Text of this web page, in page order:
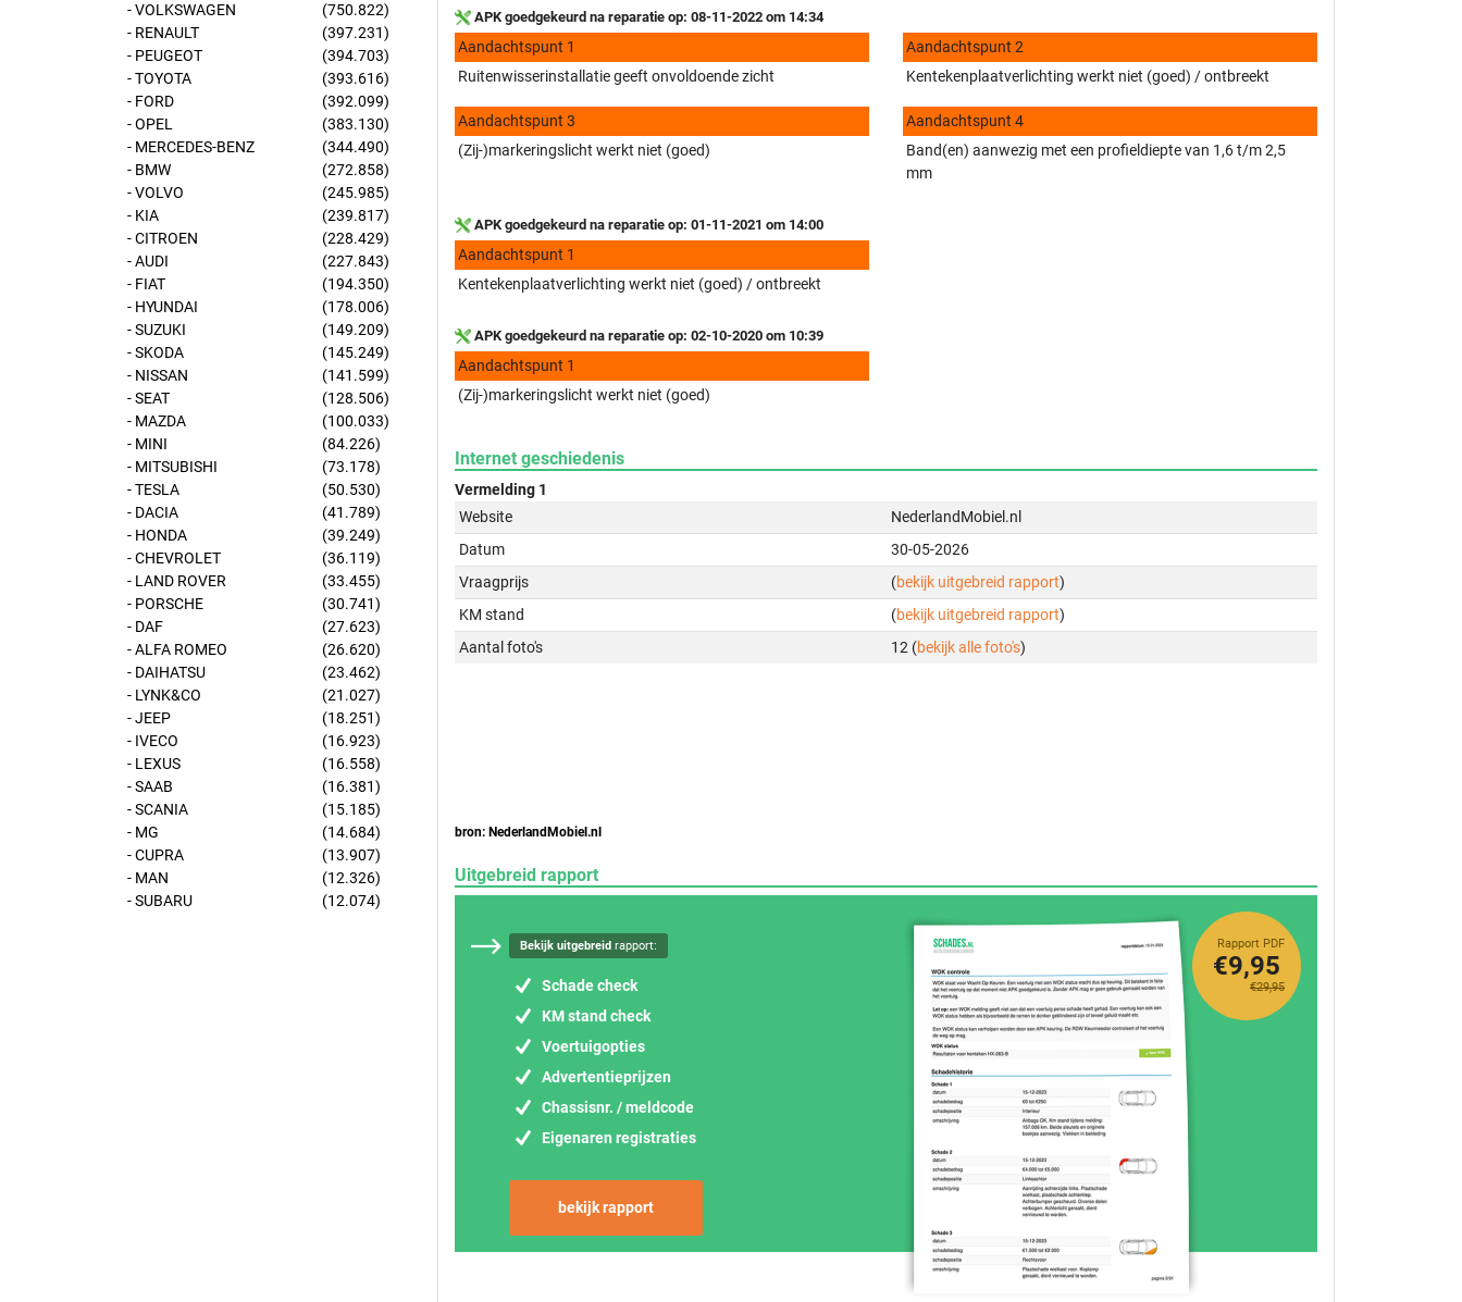
- VOLKSWAGEN
(750.822)
- RENAULT
(397.231)
- PEUGEOT
(394.703)
- TOYOTA
(393.616)
- FORD
(392.099)
- OPEL
(383.130)
- MERCEDES-BENZ
(344.490)
- BMW
(272.858)
- VOLVO
(245.985)
- KIA
(239.817)
- CITROEN
(228.429)
- AUDI
(227.843)
- FIAT
(194.350)
- HYUNDAI
(178.006)
- SUZUKI
(149.209)
- SKODA
(145.249)
- NISSAN
(141.599)
- SEAT
(128.506)
- MAZDA
(100.033)
- MINI
(84.226)
- MITSUBISHI
(73.178)
- TESLA
(50.530)
- DACIA
(41.789)
- HONDA
(39.249)
- CHEVROLET
(36.119)
- LAND ROVER
(33.455)
- PORSCHE
(30.741)
- DAF
(27.623)
- ALFA ROMEO
(26.620)
- DAIHATSU
(23.462)
- LYNK&CO
(21.027)
- JEEP
(18.251)
- IVECO
(16.923)
- LEXUS
(16.558)
- SAAB
(16.381)
- SCANIA
(15.185)
- MG
(14.684)
- CUPRA
(13.907)
- MAN
(12.326)
- SUBARU
(12.074)
APK goedgekeurd na reparatie op: 08-11-2022 om 14:34
Aandachtspunt 1
Ruitenwisserinstallatie geeft onvoldoende zicht
Aandachtspunt 2
Kentekenplaatverlichting werkt niet (goed) / ontbreekt
Aandachtspunt 3
(Zij-)markeringslicht werkt niet (goed)
Aandachtspunt 4
Band(en) aanwezig met een profieldiepte van 1,6 t/m 2,5
mm
APK goedgekeurd na reparatie op: 01-11-2021 om 14:00
Aandachtspunt 1
Kentekenplaatverlichting werkt niet (goed) / ontbreekt
APK goedgekeurd na reparatie op: 02-10-2020 om 10:39
Aandachtspunt 1
(Zij-)markeringslicht werkt niet (goed)
Internet geschiedenis
Vermelding 1
Website
NederlandMobiel.nl
Datum
30-05-2026
Vraagprijs
(bekijk uitgebreid rapport)
KM stand
(bekijk uitgebreid rapport)
Aantal foto's
12 (bekijk alle foto's)
bron: NederlandMobiel.nl
Uitgebreid rapport
Bekijk uitgebreid rapport:
Schade check
KM stand check
Voertuigopties
Advertentieprijzen
Chassisnr. / meldcode
Eigenaren registraties
bekijk rapport
Rapport PDF
€29,95
€9,95